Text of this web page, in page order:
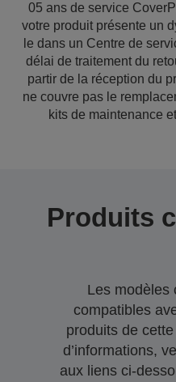
05 ans de service
votre produit présente un
le dans un Centre de
délai de traitement du
partir de la réception du
ne couvre pas le
kits de maintenance
Produits
Les modèles
compatibles
produits de
d’informations,
aux liens ci-